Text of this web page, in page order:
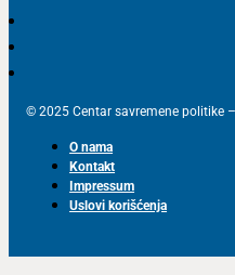
© 2025 Centar savremene politike
O nama
Kontakt
Impressum
Uslovi korišćenja